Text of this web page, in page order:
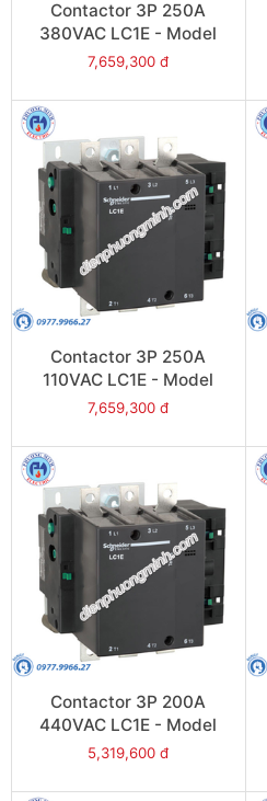
Contactor 3P 250A
380VAC LC1E - Model
LC1E250Q6
7,659,300 đ
Contactor 3P 250A
110VAC LC1E - Model
LC1E250F6
7,659,300 đ
Contactor 3P 200A
440VAC LC1E - Model
LC1E200R6
5,319,600 đ